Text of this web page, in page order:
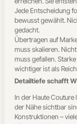
Jede Entscheidung
bewusst gewählt.
gedacht.
Übertragen auf
muss skalieren.
muss gefallen.
wichtiger ist als
Detailtiefe schafft
In der Haute Couture
der Nähe sichtbar
Konstruktionen –